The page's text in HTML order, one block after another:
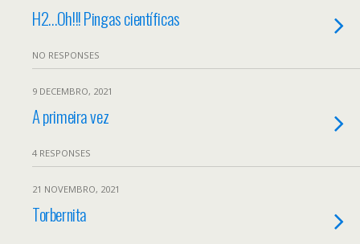
H2…Oh!!! Pingas científicas
NO RESPONSES
9 DECEMBRO, 2021
A primeira vez
4 RESPONSES
21 NOVEMBRO, 2021
Torbernita